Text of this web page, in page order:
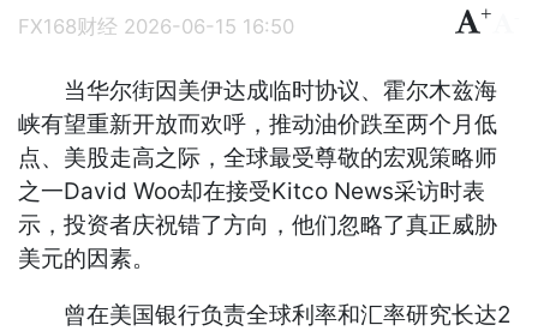
FX168财经 2026-06-15 16:50
+
当华尔街因美伊达成临时协议、霍尔木兹海
峡有望重新开放而欢呼，推动油价跌至两个月低
点、美股走高之际，全球最受尊敬的宏观策略师
之一David Woo却在接受Kitco News采访时表
示，投资者庆祝错了方向，他们忽略了真正威胁
美元的因素。
曾在美国银行负责全球利率和汇率研究长达2